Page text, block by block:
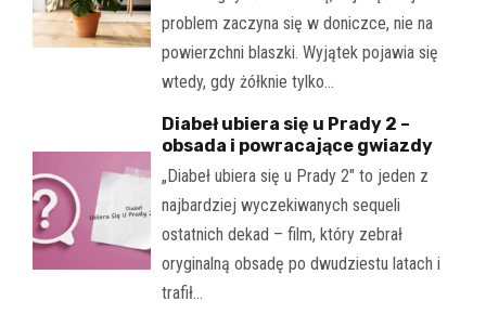
problem zaczyna się w doniczce, nie na
powierzchni blaszki. Wyjątek pojawia się
wtedy, gdy żółknie tylko…
Diabeł ubiera się u Prady 2 –
obsada i powracające gwiazdy
„Diabeł ubiera się u Prady 2" to jeden z
najbardziej wyczekiwanych sequeli
ostatnich dekad – film, który zebrał
oryginalną obsadę po dwudziestu latach i
trafił…